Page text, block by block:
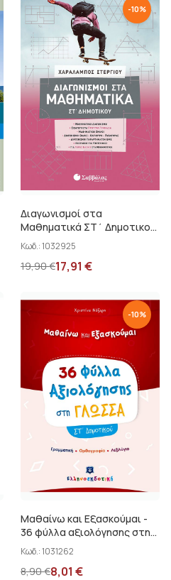
-10%
Διαγωνισμοί στα
Μαθηματικά ΣΤ΄ Δημοτικού
Στεργίου Χαρ.
Κωδ.:1032925
19,90€17,91 €
-10%
Μαθαίνω και Εξασκούμαι -
36 φύλλα αξιολόγησης στη
Γλώσσα ΣΤ΄ Δημοτικού
Νάζαρη Χ.
Κωδ.:1031262
8,90€8,01 €